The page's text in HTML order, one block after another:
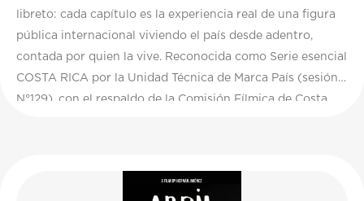
libreto: cada capítulo es la experiencia real de una figura
pública internacional viviendo el país desde adentro,
contada por quien la vive. Reconocida como Serie esencial
COSTA RICA por la Unidad Técnica de Marca País (sesión
N°129), con el respaldo de la Comisión Fílmica de Costa